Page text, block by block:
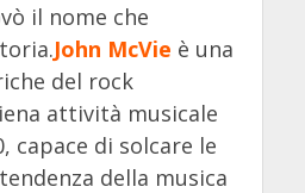
il nome che
John McVie è una
del rock
attività musicale
capace di solcare le
della musica